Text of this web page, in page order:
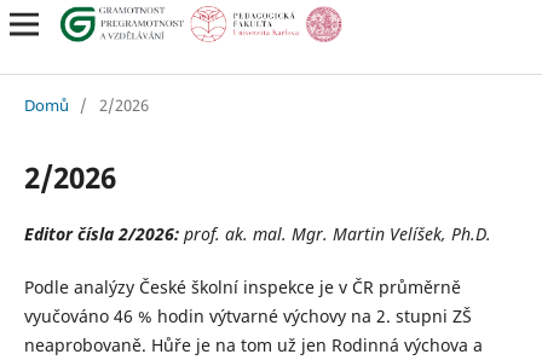
Domů / 2/2026
2/2026
Editor čísla 2/2026:prof. ak. mal. Mgr. Martin Velíšek, Ph.D.
Podle analýzy České školní inspekce je v ČR průměrně
vyučováno 46 % hodin výtvarné výchovy na 2. stupni ZŠ
neaprobovaně. Hůře je na tom už jen Rodinná výchova a